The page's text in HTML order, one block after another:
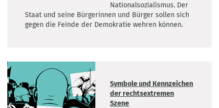
Nationalsozialismus. Der
Staat und seine Bürgerinnen und Bürger sollen sich
gegen die Feinde der Demokratie wehren können.
Symbole und Kennzeichen
der rechtsextremen
Szene